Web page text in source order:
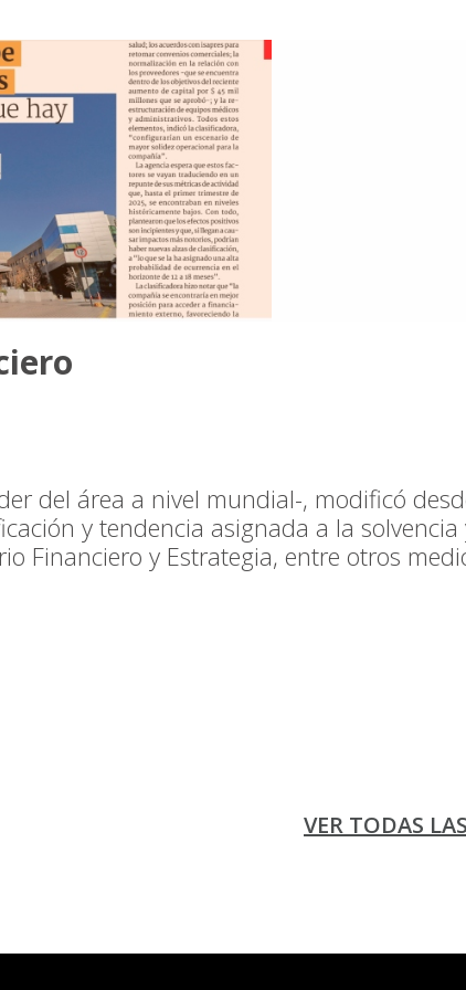
del área a nivel mundial-, modificó
y tendencia asignada a la solvencia
Financiero y Estrategia, entre otros
VER TODAS